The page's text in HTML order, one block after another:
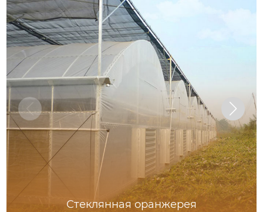
Стеклянная оранжерея